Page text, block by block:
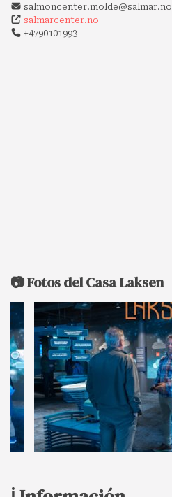
salmoncenter.molde@salmar.no
salmarcenter.no
+4790101993
📷 Fotos del Casa Laksen